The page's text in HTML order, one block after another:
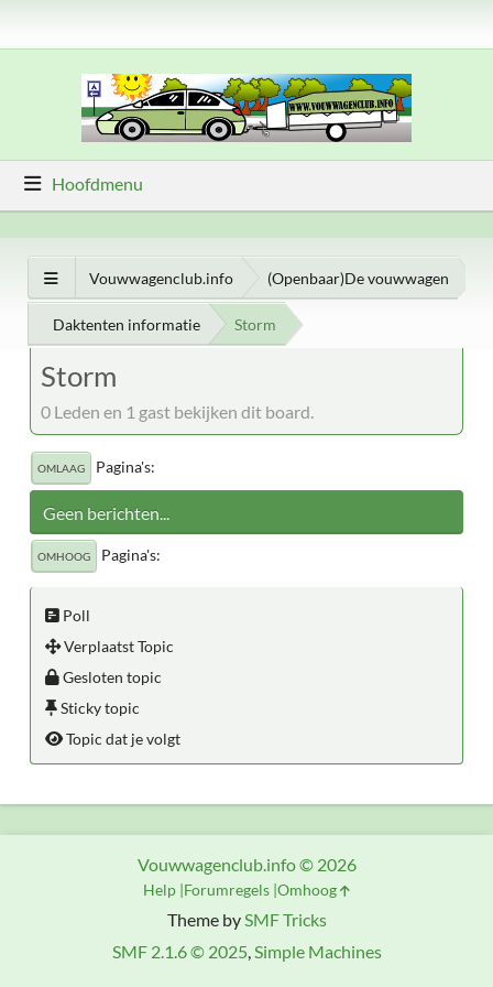
Hoofdmenu
Vouwwagenclub.info (Openbaar)De vouwwagen
Daktenten informatie Storm
Storm
0 Leden en 1 gast bekijken dit board.
OMLAAG Pagina's
Geen berichten...
OMHOOG Pagina's
Poll
Verplaatst Topic
Gesloten topic
Sticky topic
Topic dat je volgt
Theme bySMF Tricks
SMF 2.1.6 © 2025,Simple Machines
Vouwwagenclub.info © 2026
Help Forumregels Omhoog